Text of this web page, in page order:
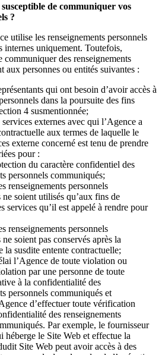
de communiquer vos
?
utilise les renseignements personnels
internes uniquement. Toutefois,
communiquer des renseignements
aux personnes ou entités suivantes :
qui ont besoin d’avoir accès à
dans la poursuite des fins
4 susmentionnée;
externes avec qui l’Agence a
aux termes de laquelle le
externe concerné est tenu de prendre
pour :
du caractère confidentiel des
personnels communiqués;
renseignements personnels
soient utilisés qu’aux fins de
services qu’il est appelé à rendre pour
renseignements personnels
soient pas conservés après la
la susdite entente contractuelle;
l’Agence de toute violation ou
par une personne de toute
à la confidentialité des
personnels communiqués et
d’effectuer toute vérification
des renseignements
Par exemple, le fournisseur
héberge le Site Web et effectue la
Site Web peut avoir accès à des